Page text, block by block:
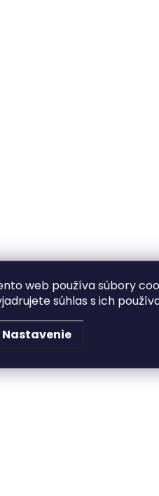
web používa súbory
súhlas s ich
Nastavenie